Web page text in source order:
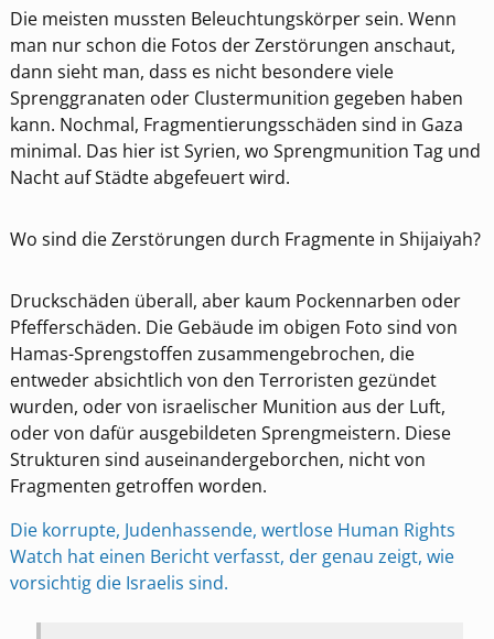
Die meisten mussten Beleuchtungskörper sein. Wenn
man nur schon die Fotos der Zerstörungen anschaut,
dann sieht man, dass es nicht besondere viele
Sprenggranaten oder Clustermunition gegeben haben
kann. Nochmal, Fragmentierungsschäden sind in Gaza
minimal. Das hier ist Syrien, wo Sprengmunition Tag und
Nacht auf Städte abgefeuert wird.
Wo sind die Zerstörungen durch Fragmente in Shijaiyah?
Druckschäden überall, aber kaum Pockennarben oder
Pfefferschäden. Die Gebäude im obigen Foto sind von
Hamas-Sprengstoffen zusammengebrochen, die
entweder absichtlich von den Terroristen gezündet
wurden, oder von israelischer Munition aus der Luft,
oder von dafür ausgebildeten Sprengmeistern. Diese
Strukturen sind auseinandergeborchen, nicht von
Fragmenten getroffen worden.
Die korrupte, Judenhassende, wertlose Human Rights
Watch hat einen Bericht verfasst, der genau zeigt, wie
vorsichtig die Israelis sind.